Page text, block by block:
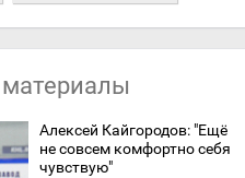
Алексей Кайгородов: "Ещё
не совсем комфортно себя
чувствую"